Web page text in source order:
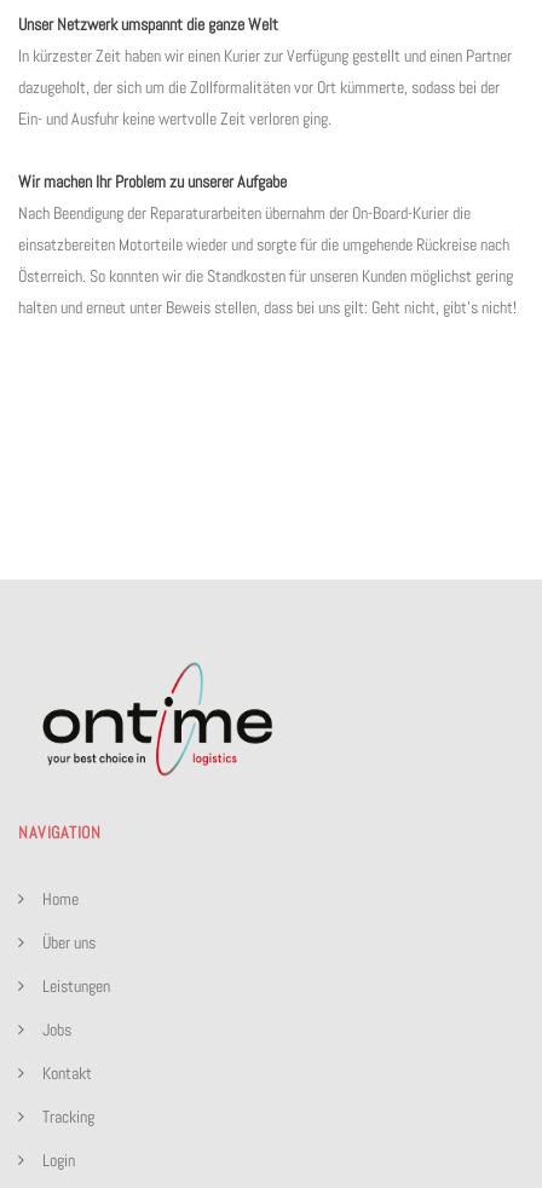
Unser Netzwerk umspannt die ganze Welt
In kürzester Zeit haben wir einen Kurier zur Verfügung gestellt und einen Partner
dazugeholt, der sich um die Zollformalitäten vor Ort kümmerte, sodass bei der
Ein- und Ausfuhr keine wertvolle Zeit verloren ging.
Wir machen Ihr Problem zu unserer Aufgabe
Nach Beendigung der Reparaturarbeiten übernahm der On-Board-Kurier die
einsatzbereiten Motorteile wieder und sorgte für die umgehende Rückreise nach
Österreich. So konnten wir die Standkosten für unseren Kunden möglichst gering
halten und erneut unter Beweis stellen, dass bei uns gilt: Geht nicht, gibt’s nicht!
NAVIGATION
Home
Über uns
Leistungen
Jobs
Kontakt
Tracking
Login